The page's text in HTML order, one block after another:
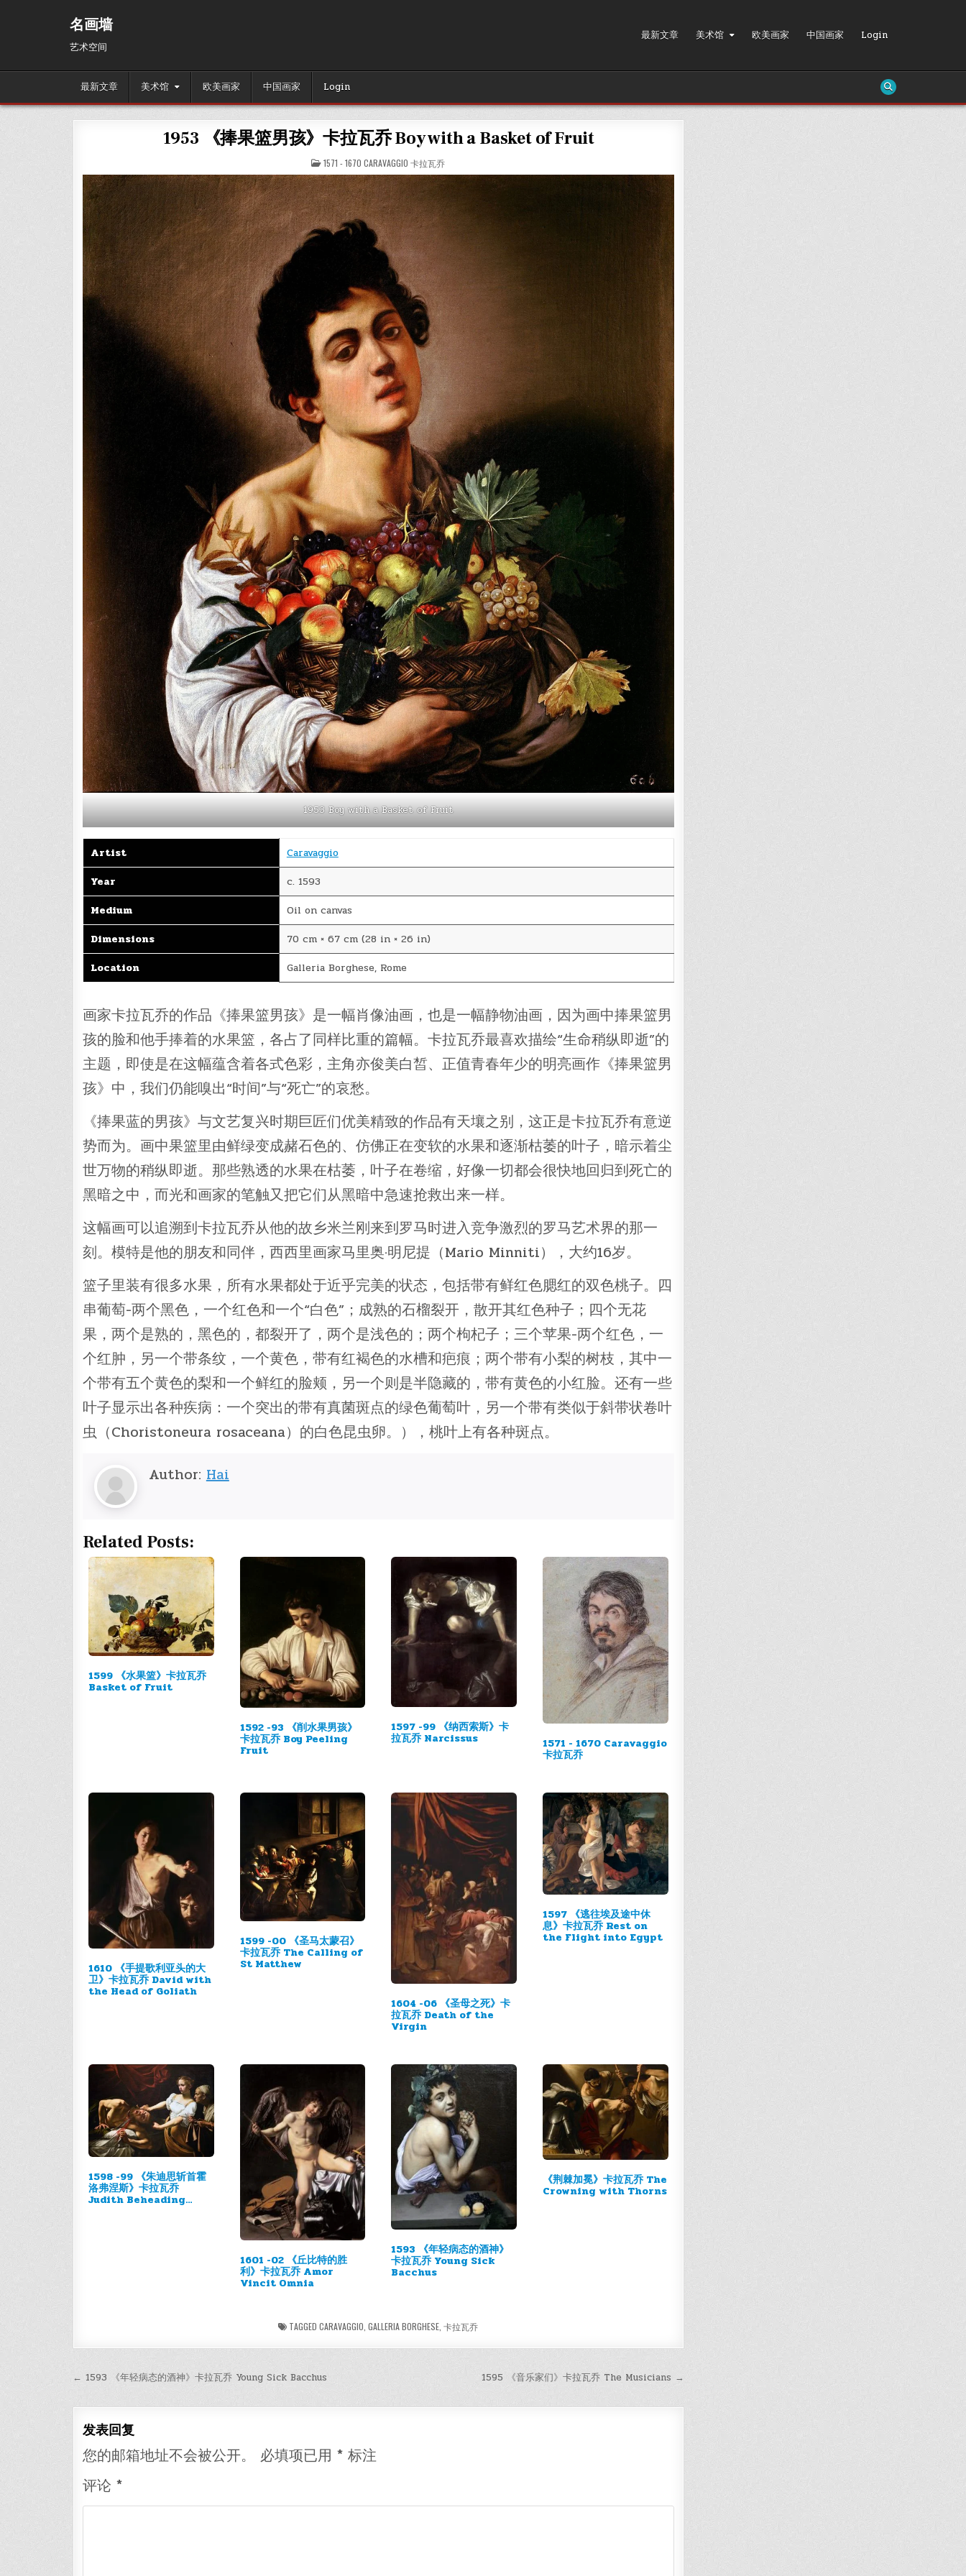
名画墙
艺术空间
最新文章 美术馆 欧美画家 中国画家 Login
最新文章 美术馆 欧美画家 中国画家 Login
1953 《捧果篮男孩》卡拉瓦乔 Boy with a Basket of Fruit
POSTED
IN
1571 - 1670 CARAVAGGIO 卡拉瓦乔
1953 Boy with a Basket of Fruit
Artist
Caravaggio
Year
c. 1593
Medium
Oil on canvas
Dimensions
70 cm × 67 cm (28 in × 26 in)
Location
Galleria Borghese, Rome
画家卡拉瓦乔的作品《捧果篮男孩》是一幅肖像油画，也是一幅静物油画，因为画中捧果篮男
孩的脸和他手捧着的水果篮，各占了同样比重的篇幅。卡拉瓦乔最喜欢描绘“生命稍纵即逝”的
主题，即使是在这幅蕴含着各式色彩，主角亦俊美白皙、正值青春年少的明亮画作《捧果篮男
孩》中，我们仍能嗅出“时间”与“死亡”的哀愁。
《捧果蓝的男孩》与文艺复兴时期巨匠们优美精致的作品有天壤之别，这正是卡拉瓦乔有意逆
势而为。画中果篮里由鲜绿变成赭石色的、仿佛正在变软的水果和逐渐枯萎的叶子，暗示着尘
世万物的稍纵即逝。那些熟透的水果在枯萎，叶子在卷缩，好像一切都会很快地回归到死亡的
黑暗之中，而光和画家的笔触又把它们从黑暗中急速抢救出来一样。
这幅画可以追溯到卡拉瓦乔从他的故乡米兰刚来到罗马时进入竞争激烈的罗马艺术界的那一
刻。模特是他的朋友和同伴，西西里画家马里奥·明尼提（Mario Minniti），大约16岁。
篮子里装有很多水果，所有水果都处于近乎完美的状态，包括带有鲜红色腮红的双色桃子。四
串葡萄-两个黑色，一个红色和一个“白色”；成熟的石榴裂开，散开其红色种子；四个无花
果，两个是熟的，黑色的，都裂开了，两个是浅色的；两个枸杞子；三个苹果-两个红色，一
个红肿，另一个带条纹，一个黄色，带有红褐色的水槽和疤痕；两个带有小梨的树枝，其中一
个带有五个黄色的梨和一个鲜红的脸颊，另一个则是半隐藏的，带有黄色的小红脸。还有一些
叶子显示出各种疾病：一个突出的带有真菌斑点的绿色葡萄叶，另一个带有类似于斜带状卷叶
虫（Choristoneura rosaceana）的白色昆虫卵。），桃叶上有各种斑点。
Author:Hai
Related Posts:
1599 《水果篮》卡拉瓦乔
Basket of Fruit
1592 -93 《削水果男孩》
卡拉瓦乔 Boy Peeling
Fruit
1597 -99 《纳西索斯》卡
拉瓦乔 Narcissus 1571 - 1670 Caravaggio
卡拉瓦乔
1610 《手提歌利亚头的大
卫》卡拉瓦乔 David with
the Head of Goliath
1599 -00 《圣马太蒙召》
卡拉瓦乔 The Calling of
St Matthew
1604 -06 《圣母之死》卡
拉瓦乔 Death of the
Virgin
1597 《逃往埃及途中休
息》卡拉瓦乔 Rest on
the Flight into Egypt
1598 -99 《朱迪思斩首霍
洛弗涅斯》卡拉瓦乔
Judith Beheading
1601 -02 《丘比特的胜
利》卡拉瓦乔 Amor
Vincit Omnia
1593 《年轻病态的酒神》
卡拉瓦乔 Young Sick
Bacchus
《荆棘加冕》卡拉瓦乔 The
Crowning with Thorns
TAGGEDCARAVAGGIO ,GALLERIA BORGHESE ,卡拉瓦乔
文
导
航
1595 《音乐家们》卡拉瓦乔 The Musicians →
← 1593 《年轻病态的酒神》卡拉瓦乔 Young Sick Bacchus
发表回复
您的邮箱地址不会被公开。 必填项已用 *标注
评论 *